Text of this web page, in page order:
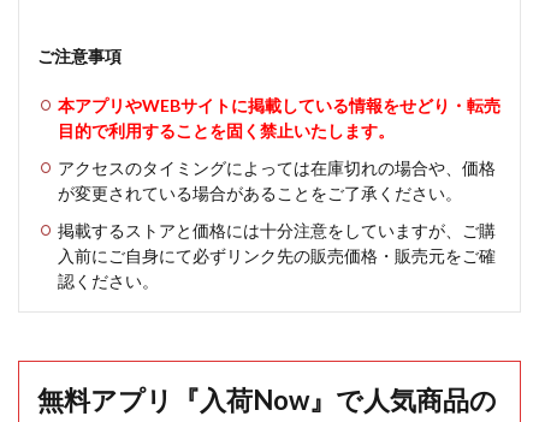
ご注意事項
本アプリやWEBサイトに掲載している情報をせどり・転売
目的で利用することを固く禁止いたします。
アクセスのタイミングによっては在庫切れの場合や、価格
が変更されている場合があることをご了承ください。
掲載するストアと価格には十分注意をしていますが、ご購
入前にご自身にて必ずリンク先の販売価格・販売元をご確
認ください。
無料アプリ『入荷Now』で人気商品の